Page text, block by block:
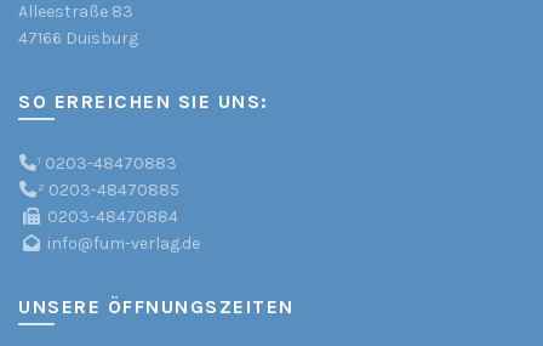
Alleestraße 83
47166 Duisburg
SO ERREICHEN SIE UNS:
¹ 0203-48470883
² 0203-48470885
0203-48470884
info@fum-verlag.de
UNSERE ÖFFNUNGSZEITEN